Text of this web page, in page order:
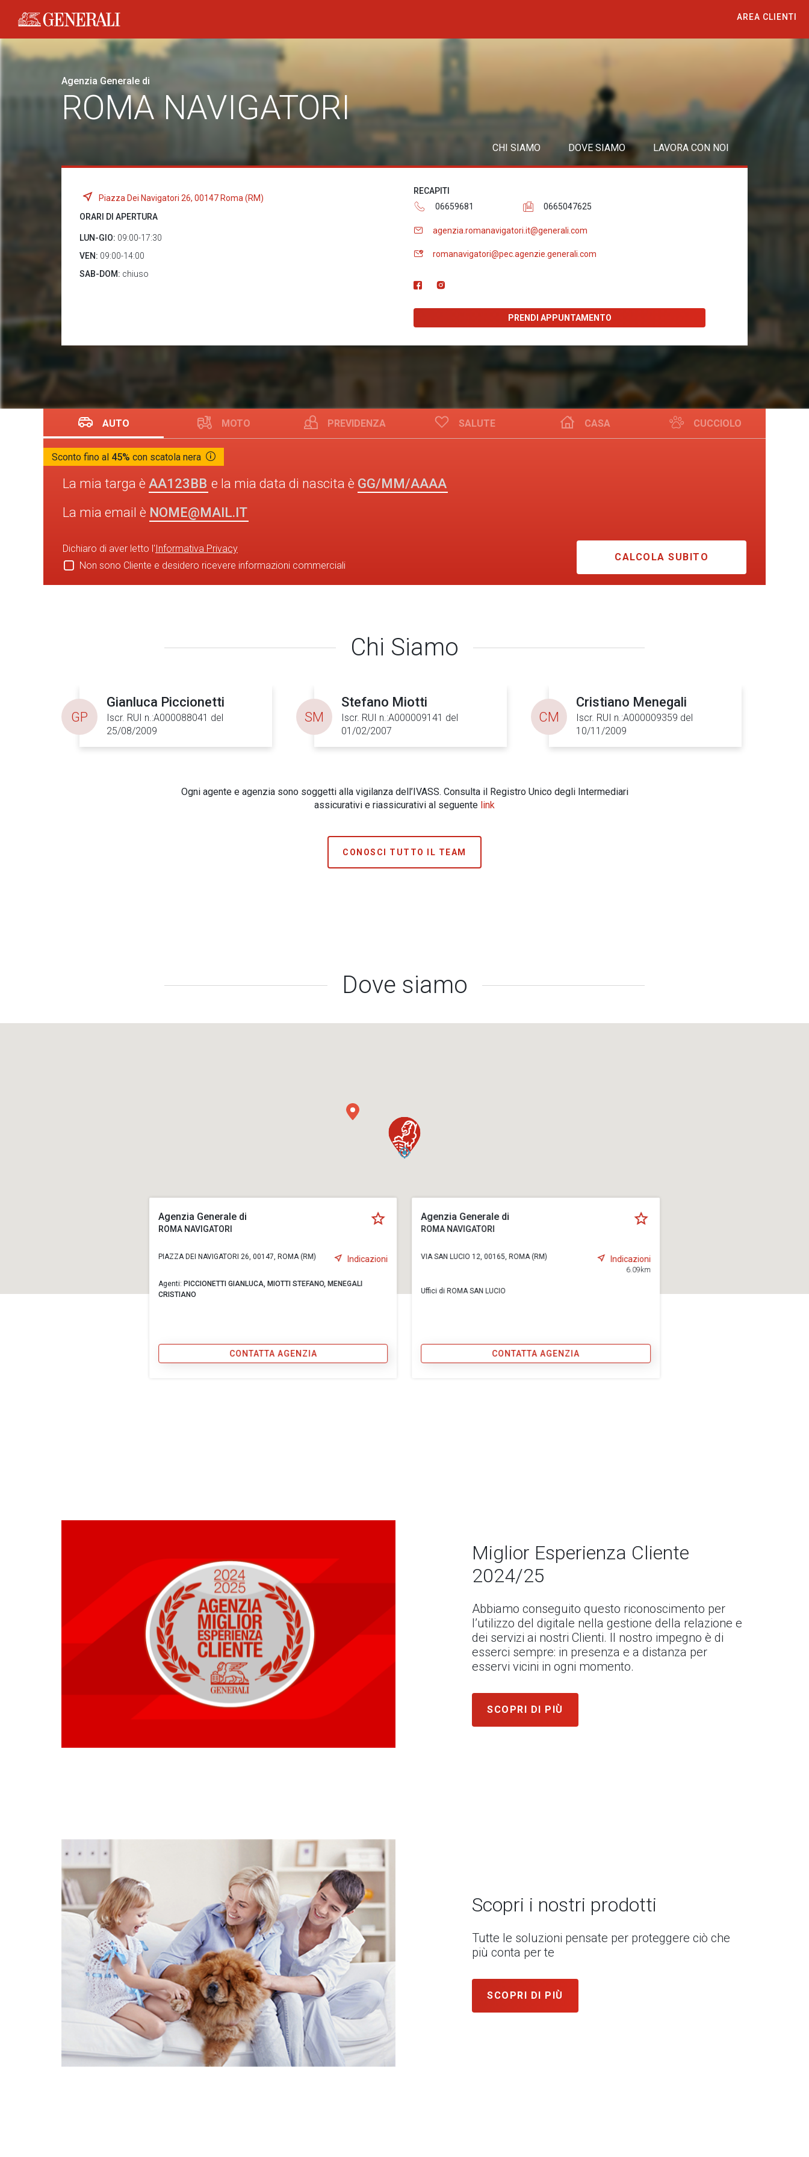
Generali logo
AREA CLIENTI
Agenzia Generale di
ROMA NAVIGATORI
CHI SIAMO DOVE SIAMO LAVORA CON NOI
Piazza Dei Navigatori 26, 00147 Roma (RM)
ORARI DI APERTURA
LUN-GIO: 09:00-17:30
VEN: 09:00-14:00
SAB-DOM: chiuso
RECAPITI
06659681
0665047625
agenzia.romanavigatori.it@generali.com
romanavigatori@pec.agenzie.generali.com
PRENDI APPUNTAMENTO
AUTO MOTO PREVIDENZA SALUTE CASA CUCCIOLO
Sconto fino al 45% con scatola nera
La mia targa è e la mia data di nascita è
La mia email è
Dichiaro di aver letto l'Informativa Privacy
Non sono Cliente e desidero ricevere informazioni commerciali
CALCOLA SUBITO
Chi Siamo
Gianluca Piccionetti
Iscr. RUI n.:A000088041 del
25/08/2009
GP
Stefano Miotti
Iscr. RUI n.:A000009141 del
01/02/2007
SM
Cristiano Menegali
Iscr. RUI n.:A000009359 del
10/11/2009
CM
Ogni agente e agenzia sono soggetti alla vigilanza dell’IVASS. Consulta il Registro Unico degli Intermediari
assicurativi e riassicurativi al seguente link
CONOSCI TUTTO IL TEAM
Dove siamo
Agenzia Generale di
ROMA NAVIGATORI
PIAZZA DEI NAVIGATORI 26, 00147, ROMA (RM) Indicazioni
Agenti: PICCIONETTI GIANLUCA, MIOTTI STEFANO, MENEGALI
CRISTIANO
CONTATTA AGENZIA
Agenzia Generale di
ROMA NAVIGATORI
VIA SAN LUCIO 12, 00165, ROMA (RM) Indicazioni
6.09km
Uffici di ROMA SAN LUCIO
CONTATTA AGENZIA
Miglior Esperienza Cliente
2024/25
Abbiamo conseguito questo riconoscimento per
l’utilizzo del digitale nella gestione della relazione e
dei servizi ai nostri Clienti. Il nostro impegno è di
esserci sempre: in presenza e a distanza per
esservi vicini in ogni momento.
SCOPRI DI PIÙ
Scopri i nostri prodotti
Tutte le soluzioni pensate per proteggere ciò che
più conta per te
SCOPRI DI PIÙ